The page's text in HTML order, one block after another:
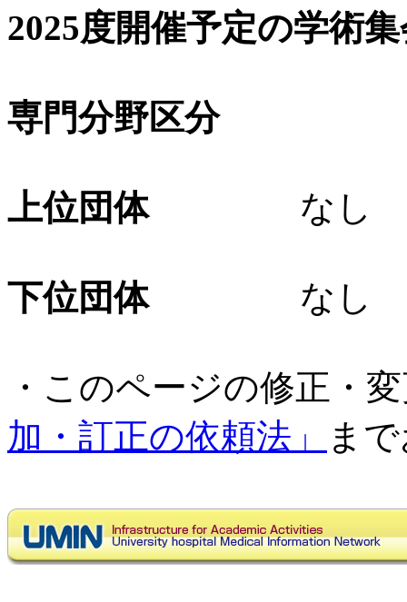
2025度開催予定の学術
専門分野区分
上位団体なし
下位団体なし
・このページの修正・
加・訂正の依頼法」
ま